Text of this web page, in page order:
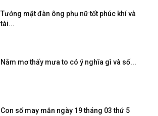
Tướng mặt đàn ông phụ nữ tốt phúc khí và
tài...
Nằm mơ thấy mưa to có ý nghĩa gì và số...
Con số may mắn ngày 19 tháng 03 thứ 5